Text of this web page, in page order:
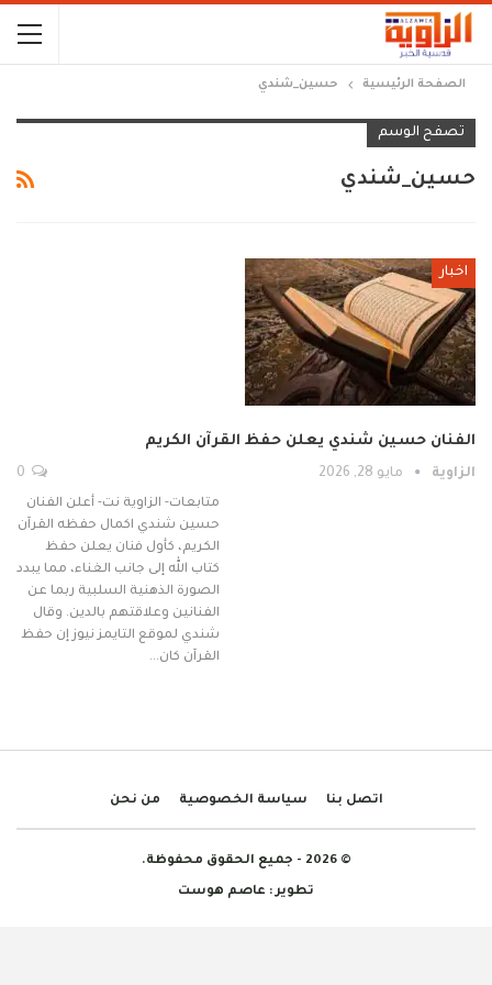
الصفحة الرئيسية حسين_شندي
تصفح الوسم
حسين_شندي
اخبار
الفنان حسين شندي يعلن حفظ القرآن الكريم
الزاوية مايو 28, 2026
متابعات- الزاوية نت- أعلن الفنان
حسين شندي اكمال حفظه القرآن
الكريم، كأول فنان يعلن حفظ
كتاب الله إلى جانب الغناء، مما يبدد
الصورة الذهنية السلبية ربما عن
الفنانين وعلاقتهم بالدين. وقال
شندي لموقع التايمز نيوز إن حفظ
القرآن كان…
اتصل بنا سياسة الخصوصية من نحن
© 2026 - جميع الحقوق محفوظة.
تطوير : عاصم هوست